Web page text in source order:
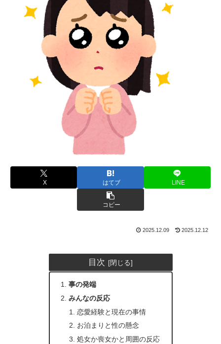
X はてブ LINE
コピー
2025.12.09 2025.12.12
目次
事の発端
みんなの反応
恋愛経験と現在の事情
お泊まりと性の懸念
処女か喪女かと周囲の反応